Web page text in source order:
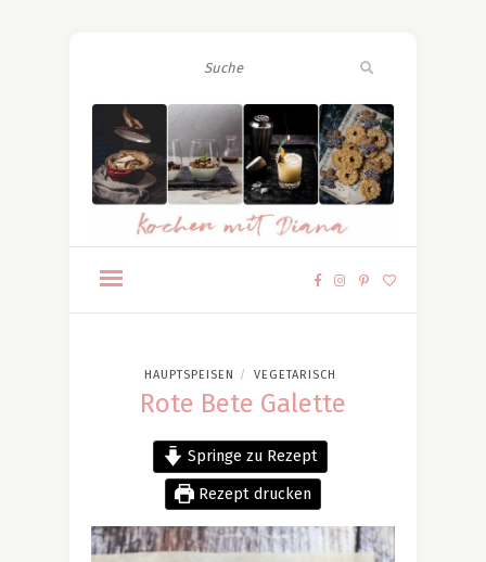
HAUPTSPEISEN / VEGETARISCH
Rote Bete Galette
Springe zu Rezept
Rezept drucken